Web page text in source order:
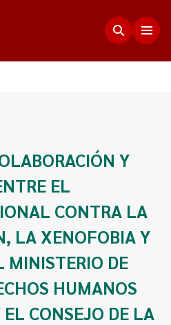
de la Magistratura
nómina de personal y
Justicia
Humanos
Y
EL
CONTRA LA
LA XENOFOBIA Y
MINISTERIO DE
HUMANOS
CONSEJO DE LA